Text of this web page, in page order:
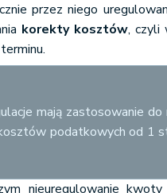
przez niego
korekty kosztów, czyli
mają zastosowanie
podatkowych od 1
nieuregulowanie